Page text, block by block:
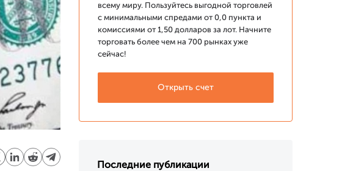
всему миру. Пользуйтесь выгодной торговлей
с минимальными спредами от 0,0 пункта и
комиссиями от 1,50 долларов за лот. Начните
торговать более чем на 700 рынках уже
сейчас!
Открыть счет
Последние публикации